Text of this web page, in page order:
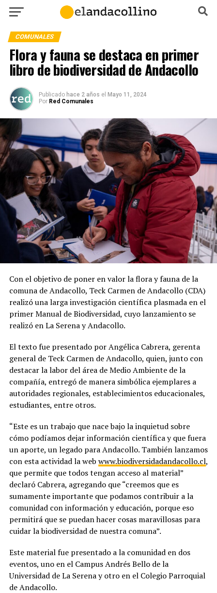
COMUNALES
Flora y fauna se destaca en primer
libro de biodiversidad de Andacollo
Publicado hace 2 años el Mayo 11, 2024
Por Red Comunales
Con el objetivo de poner en valor la flora y fauna de la
comuna de Andacollo, Teck Carmen de Andacollo (CDA)
realizó una larga investigación científica plasmada en el
primer Manual de Biodiversidad, cuyo lanzamiento se
realizó en La Serena y Andacollo.
El texto fue presentado por Angélica Cabrera, gerenta
general de Teck Carmen de Andacollo, quien, junto con
destacar la labor del área de Medio Ambiente de la
compañía, entregó de manera simbólica ejemplares a
autoridades regionales, establecimientos educacionales,
estudiantes, entre otros.
“Este es un trabajo que nace bajo la inquietud sobre
cómo podíamos dejar información científica y que fuera
un aporte, un legado para Andacollo. También lanzamos
con esta actividad la web www.biodiversidadandacollo.cl,
que permite que todos tengan acceso al material”
declaró Cabrera, agregando que “creemos que es
sumamente importante que podamos contribuir a la
comunidad con información y educación, porque eso
permitirá que se puedan hacer cosas maravillosas para
cuidar la biodiversidad de nuestra comuna”.
Este material fue presentado a la comunidad en dos
eventos, uno en el Campus Andrés Bello de la
Universidad de La Serena y otro en el Colegio Parroquial
de Andacollo.